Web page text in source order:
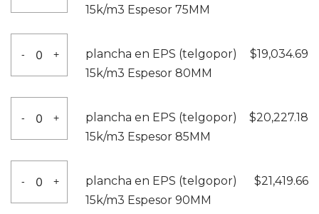
Espesor
70MM
cantidad
EPS
(telgopor)
15k/m3
Espesor
75MM
cantidad
15k/m3 Espesor 75MM
-
EPS
(telgopor)
15k/m3
Espesor
80MM
cantidad
+
plancha en EPS (telgopor)
15k/m3 Espesor 80MM
$19,034.69
-
EPS
(telgopor)
15k/m3
Espesor
+
plancha en EPS (telgopor)
15k/m3 Espesor 85MM
$20,227.18
-
EPS
+
plancha en EPS (telgopor)
15k/m3 Espesor 90MM
$21,419.66